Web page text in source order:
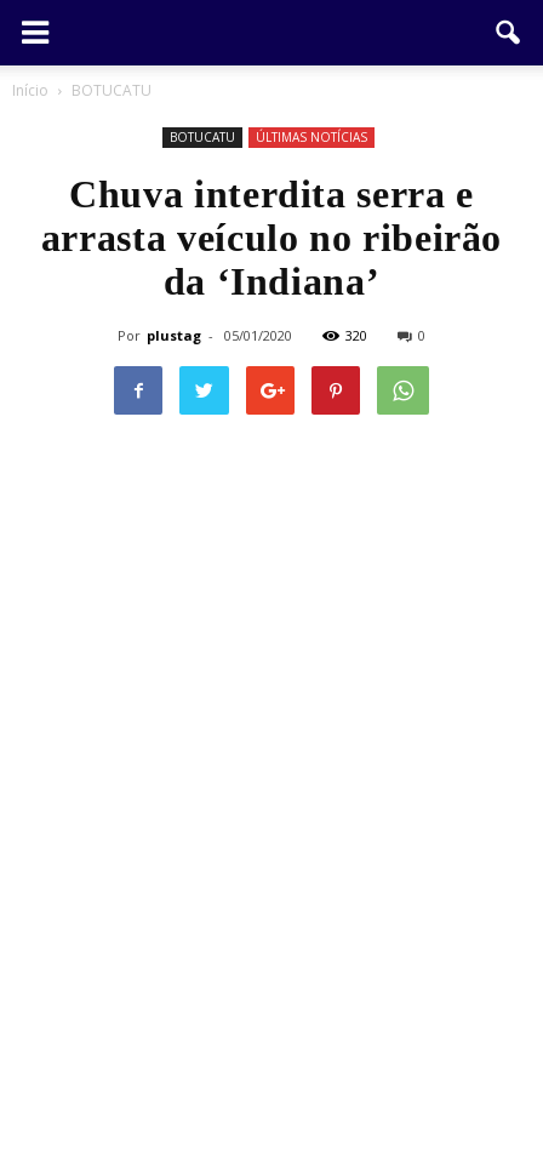
Início BOTUCATU
BOTUCATU ÚLTIMAS NOTÍCIAS
Chuva interdita serra e
arrasta veículo no ribeirão
da ‘Indiana’
Por plustag - 05/01/2020 320 0